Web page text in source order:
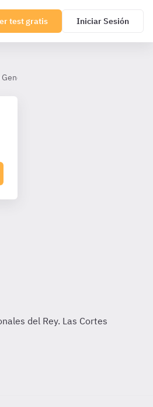
test gratis Iniciar Sesión
Gestión de Personal y Gestión